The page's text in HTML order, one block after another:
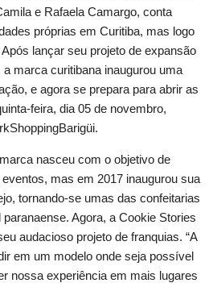
e Rafaela Camargo, conta
próprias em Curitiba, mas logo
lançar seu projeto de expansão
marca curitibana inaugurou uma
e agora se prepara para abrir as
feira, dia 05 de novembro,
.
nasceu com o objetivo de
mas em 2017 inaugurou sua
tornando-se umas das confeitarias
Agora, a Cookie Stories
audacioso projeto de franquias. “A
em um modelo onde seja possível
nossa experiência em mais lugares